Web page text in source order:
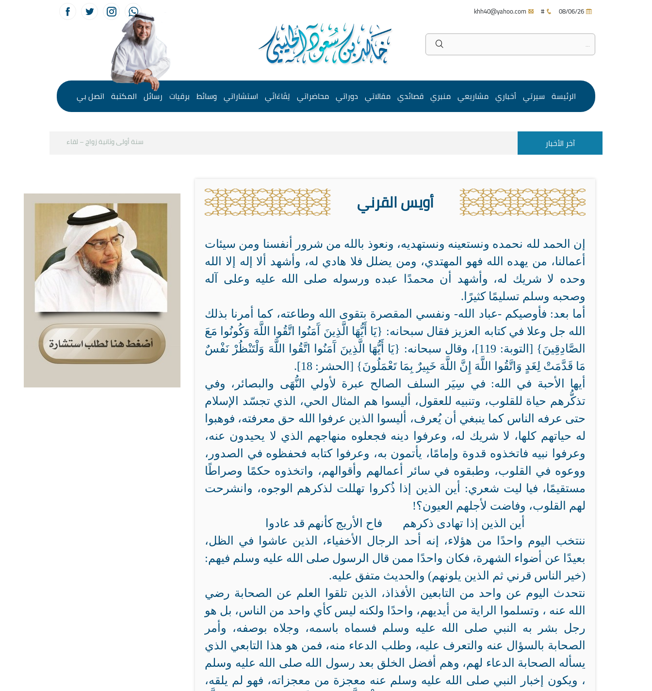
#
الرئيسة سيرتي أخباري مشاريعي منبري قصائدي مقالاتي دوراتي محاضراتي لِقَاءَاتَي استشاراتي وسائط برقيات رسائل المكتبة اتصل بي
آخر الأخبار سنة أولى وثانية زواج – لقاء مع د.خالد الحليبي
أويس القرني
إن الحمد لله نحمده ونستعينه ونستهديه، ونعوذ بالله من شرور أنفسنا ومن سيئات
أعمالنا، من يهده الله فهو المهتدي، ومن يضلل فلا هادي له، وأشهد ألا إله إلا الله
وحده لا شريك له، وأشهد أن محمدًا عبده ورسوله صلى الله عليه وعلى آله
وصحبه وسلم تسليمًا كثيرًا.
أما بعد: فأوصيكم -عباد الله- ونفسي المقصرة بتقوى الله وطاعته، كما أمرنا بذلك
الله جل وعلا في كتابه العزيز فقال سبحانه: {يَا أَيُّهَا الَّذِينَ آَمَنُوا اتَّقُوا اللَّهَ وَكُونُوا مَعَ
الصَّادِقِينَ} [التوبة: 119]، وقال سبحانه: {يَا أَيُّهَا الَّذِينَ آَمَنُوا اتَّقُوا اللَّهَ وَلْتَنْظُرْ نَفْسٌ
مَا قَدَّمَتْ لِغَدٍ وَاتَّقُوا اللَّهَ إِنَّ اللَّهَ خَبِيرٌ بِمَا تَعْمَلُونَ} [الحشر: 18].
أيها الأحبة في الله: في سِيَر السلف الصالح عبرة لأولي النُّهَى والبصائر، وفي
تذكُّرهم حياة للقلوب، وتنبيه للعقول، أليسوا هم المثال الحي، الذي تجسّد الإسلام
حتى عرفه الناس كما ينبغي أن يُعرف، أليسوا الذين عرفوا الله حق معرفته، فوهبوا
له حياتهم كلها، لا شريك له، وعرفوا دينه فجعلوه منهاجهم الذي لا يحيدون عنه،
وعرفوا نبيه فاتخذوه قدوة وإمامًا، يأتمون به، وعرفوا كتابه فحفظوه في الصدور،
ووعوه في القلوب، وطبقوه في سائر أعمالهم وأقوالهم، واتخذوه حكمًا وصراطًا
مستقيمًا، فيا ليت شعري: أين الذين إذا ذُكروا تهللت لذكرهم الوجوه، وانشرحت
لهم القلوب، وفاضت لأجلهم العيون؟!
أين الذين إذا تهادى ذكرهم فاح الأريج كأنهم قد عادوا
ننتخب اليوم واحدًا من هؤلاء، إنه أحد الرجال الأخفياء، الذين عاشوا في الظل،
بعيدًا عن أضواء الشهرة، فكان واحدًا ممن قال الرسول صلى الله عليه وسلم فيهم:
(خير الناس قرني ثم الذين يلونهم) والحديث متفق عليه.
نتحدث اليوم عن واحد من التابعين الأفذاذ، الذين تلقوا العلم عن الصحابة رضي
الله عنه ، وتسلموا الراية من أيديهم، واحدًا ولكنه ليس كأي واحد من الناس، بل هو
رجل بشر به النبي صلى الله عليه وسلم فسماه باسمه، وجلاه بوصفه، وأمر
الصحابة بالسؤال عنه والتعرف عليه، وطلب الدعاء منه، فمن هو هذا التابعي الذي
يسأله الصحابة الدعاء لهم، وهم أفضل الخلق بعد رسول الله صلى الله عليه وسلم
، ويكون إخبار النبي صلى الله عليه وسلم عنه معجزة من معجزاته، فهو لم يلقه،